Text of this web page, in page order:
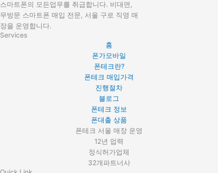
스마트폰의 모든업무를 취급합니다. 비대면,
무방문 스마트폰 매입 전문, 서울 구로 직영 매
장을 운영합니다.
Services
홈
폰가모바일
폰테크란?
폰테크 매입가격
진행절차
블로그
폰테크 정보
폰대출 상품
폰테크 서울 매장 운영
12년 업력
정식허가업체
32개파트너사